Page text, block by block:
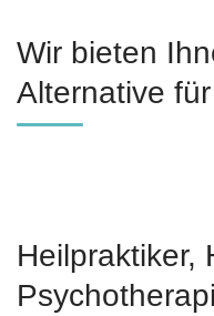
Wir bieten
Alternative
Heilpraktiker,